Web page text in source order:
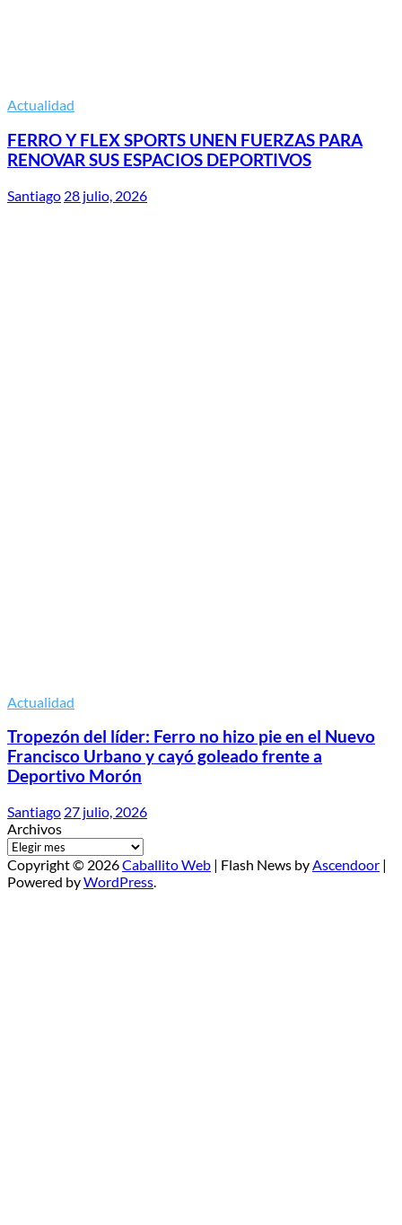
Actualidad
FERRO Y FLEX SPORTS UNEN FUERZAS PARA
RENOVAR SUS ESPACIOS DEPORTIVOS
Santiago 28 julio, 2026
Actualidad
Tropezón del líder: Ferro no hizo pie en el Nuevo
Francisco Urbano y cayó goleado frente a
Deportivo Morón
Santiago 27 julio, 2026
Archivos
Copyright © 2026Caballito Web | Flash News byAscendoor |
Powered byWordPress.